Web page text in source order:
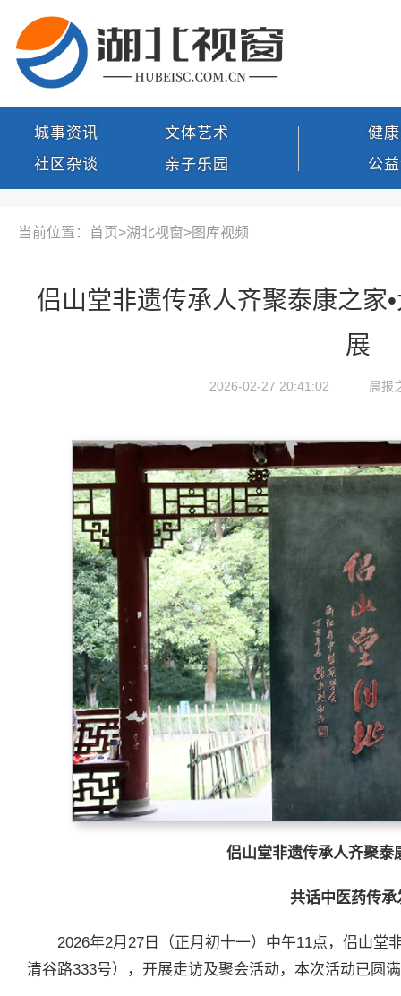
城事资讯
社区杂谈
文体艺术
亲子乐园
健
公
当前位置：首页>湖北视窗>图库视频
侣山堂非遗传承人齐聚泰康之家
展
2026-02-27 20:41:02 晨报
侣山堂非遗传承人齐聚泰
共话中医药传承
2026年2月27日（正月初十一）中午11点，侣山堂
清谷路333号），开展走访及聚会活动，本次活动已圆